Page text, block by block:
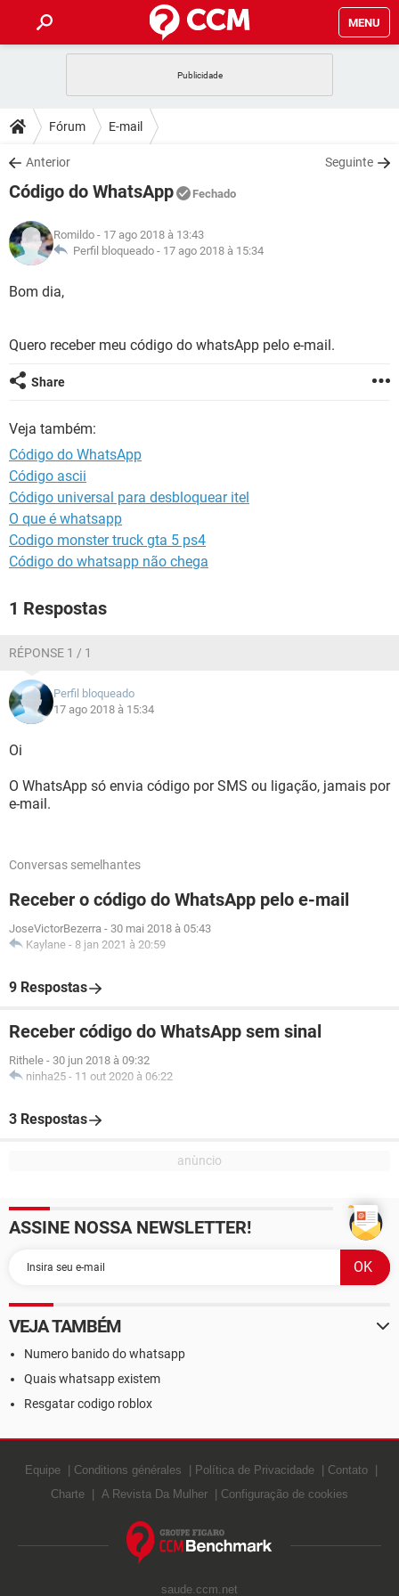
MENU
CELULAR
OUTLOOK
INSTAGRAM GMAIL
GUIA DE COMPRAS
DICAS
JOGOS
INSTAGRAM
GUIA DE COMPRAS
DOWNLOADS
JOGOS WHATSAPP
CELULAR
OUTLOOK EXCEL
INSTAGRAM
FÓRUM
JOGOS
CELULAR
OUTLOOK
GLOSSÁRIO
JOGOS
OUTLOOK EXCEL
INSTAGRAM
Fórum E-mail
Anterior Seguinte
Código do WhatsApp Fechado
Romildo - 17 ago 2018 à 13:43
Perfil bloqueado - 17 ago 2018 à 15:34
Bom dia,
Quero receber meu código do whatsApp pelo e-mail.
Share
Veja também:
Código do WhatsApp
Código ascii
Código universal para desbloquear itel
O que é whatsapp
Codigo monster truck gta 5 ps4
Código do whatsapp não chega
1 Respostas
RÉPONSE 1 / 1
Perfil bloqueado
17 ago 2018 à 15:34
Oi
O WhatsApp só envia código por SMS ou ligação, jamais por
e-mail.
Conversas semelhantes
Receber o código do WhatsApp pelo e-mail
JoseVictorBezerra - 30 mai 2018 à 05:43
Kaylane - 8 jan 2021 à 20:59
9 Respostas
Receber código do WhatsApp sem sinal
Rithele - 30 jun 2018 à 09:32
ninha25 - 11 out 2020 à 06:22
3 Respostas
ASSINE NOSSA NEWSLETTER!
VEJA TAMBÉM
Numero banido do whatsapp
Quais whatsapp existem
Resgatar codigo roblox
Equipe Conditions générales Política de Privacidade
Contato
Charte
A Revista Da Mulher Configuração de cookies
saude.ccm.net